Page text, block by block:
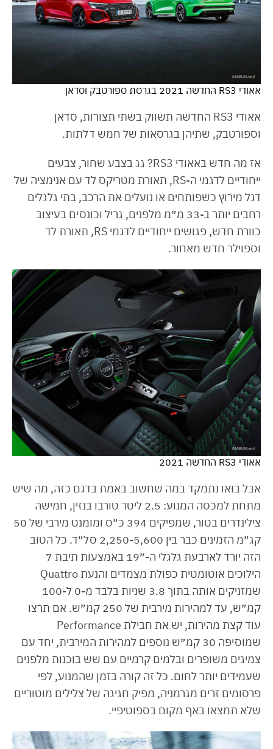
אאודי RS3 החדשה 2021 בגרסת ספורטבק וסדאן
אאודי RS3 החדשה תשווק בשתי תצורות, סדאן
וספורטבק, שתיהן בגרסאות של חמש דלתות.
אז מה חדש באאודי RS3? גג בצבע שחור, צבעים
ייחודיים לדגמי ה-RS, תאורת מטריקס לד עם אנימציה של
דגל מירוץ כשפותחים או נועלים את הרכב, בתי גלגלים
רחבים יותר ב-33 מ״מ מלפנים, גריל וכונסים בעיצוב
כוורת חדש, פגושים ייחודיים לדגמי RS, תאורת לד
וספוילר חדש מאחור.
אאודי RS3 החדשה 2021
אבל בואו נתמקד במה שחשוב באמת בדגם כזה, מה שיש
מתחת למכסה המנוע: 2.5 ליטר טורבו בנזין, חמישה
צילינדרים בטור, שמפיקים 394 כ״ס ומומנט מירבי של 50
קג״מ הזמינים כבר בין 2,250-5,600 סל״ד. כל הטוב
הזה יורד לארבעת גלגלי ה-״19 באמצעות תיבת 7
הילוכים אוטומטית כפולת מצמדים והנעת Quattro
שמזניקים אותה בתוך 3.8 שניות בלבד מ-0 ל-100
קמ״ש, עד למהירות מירבית של 250 קמ״ש. אם תרצו
עוד קצת מהירות, יש את חבילת Performance
שמוסיפה 30 קמ״ש נוספים למהירות המירבית, יחד עם
צמיגים משופרים ובלמים קרמיים עם שש בוכנות מלפנים
שעמידים יותר לחום. כל זה קורה בזמן שהמנוע, לפי
פרסומים זרים מגרמניה, מפיק חגיגה של צלילים מוטוריים
שלא תמצאו באף מקום בספוטיפיי.